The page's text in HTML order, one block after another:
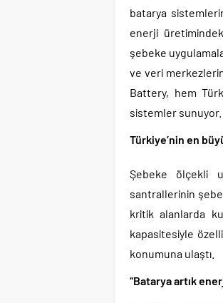
batarya
enerji
şebeke
ve veri
Battery, hem
sistemler sunuyor.
Türkiye’nin en
Şebeke ölçekli
santrallerinin
kritik alanlarda
kapasitesiyle
konumuna ulaştı.
“Batarya artık